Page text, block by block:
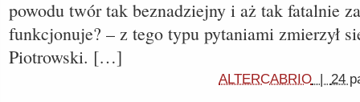
powodu twór tak beznadziejny i aż tak fatalnie
funkcjonuje? – z tego typu pytaniami zmierzył
Piotrowski. […]
ALTERCABRIO | 24